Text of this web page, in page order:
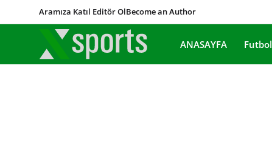
Aramıza Katıl Editör OlBecome an Author
ANASAYFA Futbol